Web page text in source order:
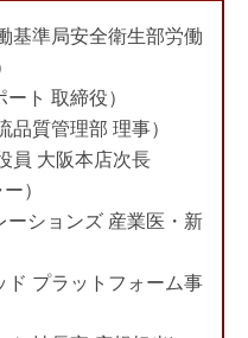
基準局安全衛生部労働
ト 取締役）
品質管理部 理事）
員 大阪本店次長
）
ーションズ 産業医・新
ド プラットフォーム事